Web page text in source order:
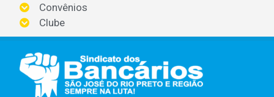
Convênios
Clube